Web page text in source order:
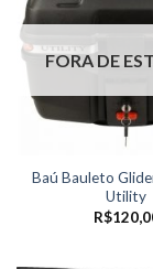
FORA DE
Baú Bauleto
Utility
R$